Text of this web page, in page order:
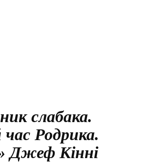
слабака.
Родрика.
Джеф Кінні